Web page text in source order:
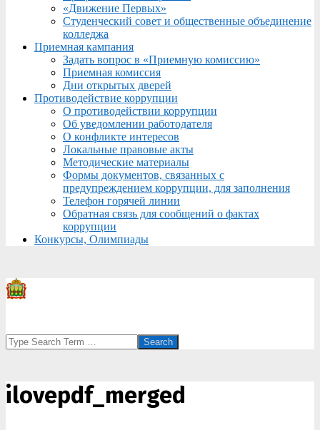
«Движение Первых»
Студенческий совет и общественные объединение
колледжа
Приемная кампания
Задать вопрос в «Приемную комиссию»
Приемная комиссия
Дни открытых дверей
Противодействие коррупции
О противодействии коррупции
Об уведомлении работодателя
О конфликте интересов
Локальные правовые акты
Методические материалы
Формы документов, связанных с
предупреждением коррупции, для заполнения
Телефон горячей линии
Обратная связь для сообщений о фактах
коррупции
Конкурсы, Олимпиады
Search
ilovepdf_merged